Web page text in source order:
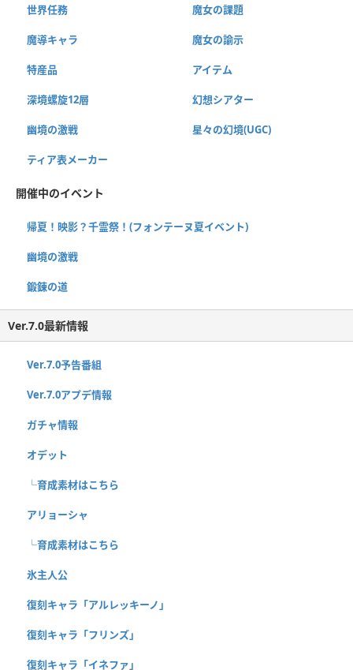
世界任務 魔女の課題
魔導キャラ 魔女の諭示
特産品 アイテム
深境螺旋12層 幻想シアター
幽境の激戦 星々の幻境(UGC)
ティア表メーカー
開催中のイベント
帰夏！映影？千霊祭！(フォンテーヌ夏イベント)
幽境の激戦
鍛錬の道
Ver.7.0最新情報
Ver.7.0予告番組
Ver.7.0アプデ情報
ガチャ情報
オデット
└育成素材はこちら
アリョーシャ
└育成素材はこちら
氷主人公
復刻キャラ「アルレッキーノ」
復刻キャラ「フリンズ」
復刻キャラ「イネファ」